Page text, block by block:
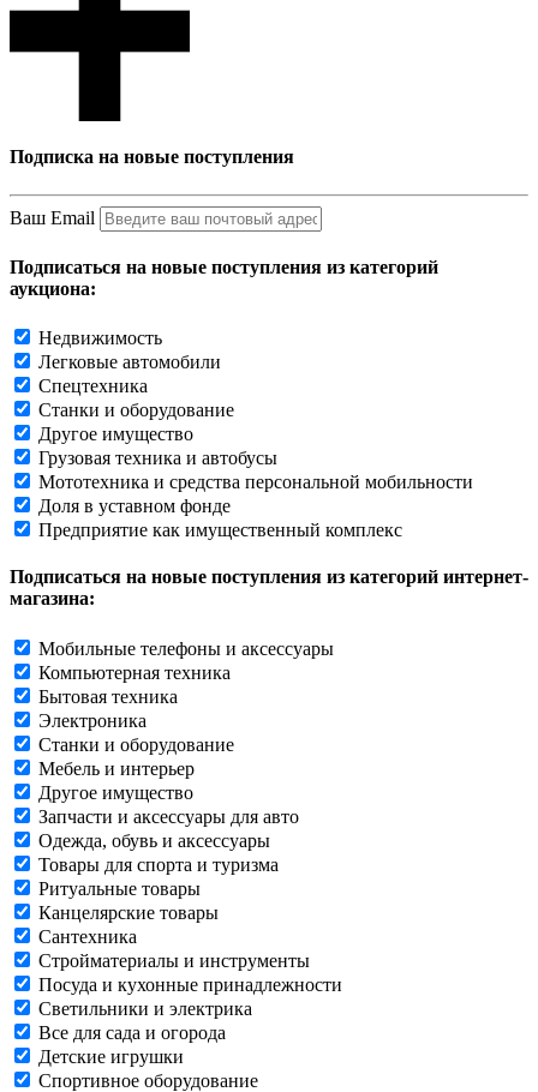
Подписка на новые поступления
Ваш Email
Подписаться на новые поступления из категорий
аукциона:
Недвижимость
Легковые автомобили
Спецтехника
Станки и оборудование
Другое имущество
Грузовая техника и автобусы
Мототехника и средства персональной мобильности
Доля в уставном фонде
Предприятие как имущественный комплекс
Подписаться на новые поступления из категорий интернет-
магазина:
Мобильные телефоны и аксессуары
Компьютерная техника
Бытовая техника
Электроника
Станки и оборудование
Мебель и интерьер
Другое имущество
Запчасти и аксессуары для авто
Одежда, обувь и аксессуары
Товары для спорта и туризма
Ритуальные товары
Канцелярские товары
Сантехника
Стройматериалы и инструменты
Посуда и кухонные принадлежности
Светильники и электрика
Все для сада и огорода
Детские игрушки
Спортивное оборудование